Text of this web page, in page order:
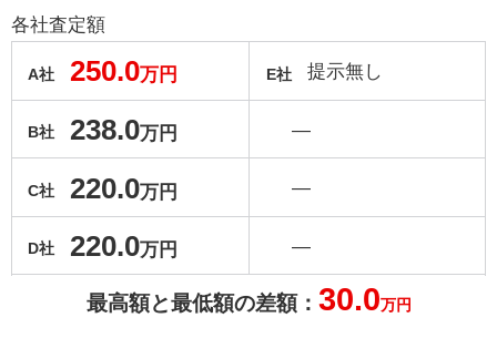
各社査定額
A社 250.0万円
B社 238.0万円
C社 220.0万円
D社 220.0万円
E社 提示無し
―
―
―
最高額と最低額の差額： 30.0万円